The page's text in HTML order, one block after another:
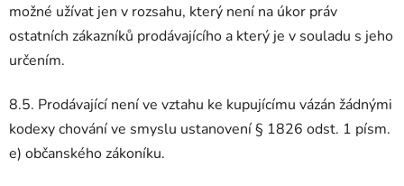
možné užívat jen v rozsahu, který není na úkor práv
ostatních zákazníků prodávajícího a který je v souladu s jeho
určením.
8.5. Prodávající není ve vztahu ke kupujícímu vázán žádnými
kodexy chování ve smyslu ustanovení § 1826 odst. 1 písm.
e) občanského zákoníku.